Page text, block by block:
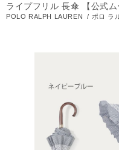
ライプフリル 長傘 【公式
POLO RALPH LAUREN / ポロ ラ